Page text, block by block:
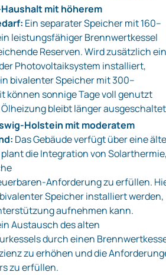
mit höherem
Ein separater Speicher mit 160–
leistungsfähiger Brennwertkessel
Reserven. Wird zusätzlich
Photovoltaiksystem installiert,
bivalenter Speicher mit 300–
können sonnige Tage voll genutzt
bleibt länger
mit moderatem
Das Gebäude verfügt über eine
die Integration von
zu erfüllen.
Speicher installiert werden,
aufnehmen kann.
Austausch des alten
durch einen
zu erhöhen und die
zu erfüllen.